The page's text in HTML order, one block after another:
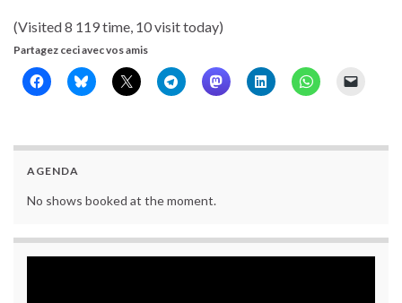
(Visited 8 119 time, 10 visit today)
Partagez ceci avec vos amis
AGENDA
No shows booked at the moment.